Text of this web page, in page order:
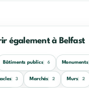
également à Belfast
Bâtiments publics 6 Monuments
3 Marchés 2 Murs 2